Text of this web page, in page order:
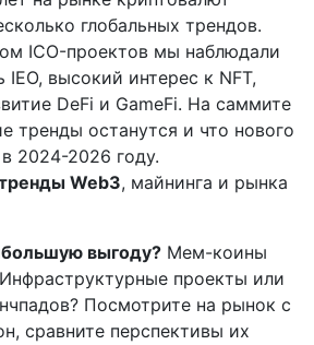
глобальных трендов.
ICO-проектов мы наблюдали
IEO, высокий интерес к NFT,
DeFi и GameFi. На саммите
тренды останутся и что нового
2024-2026 году.
Web3, майнинга и рынка
выгоду? Мем-коины
проекты или
Посмотрите на рынок с
сравните перспективы их